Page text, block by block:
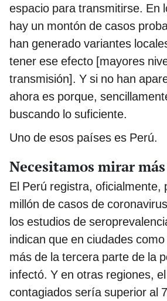
espacio para transmitirse. En
hay un montón de casos
han generado variantes
tener ese efecto [mayores
transmisión]. Y si no han
ahora es porque,
buscando lo suficiente.
Uno de esos países es Perú.
Necesitamos mirar más
El Perú registra, oficialmente,
millón de casos de
los estudios de
indican que en ciudades
más de la tercera parte de la
infectó. Y en otras regiones,
contagiados sería superior al